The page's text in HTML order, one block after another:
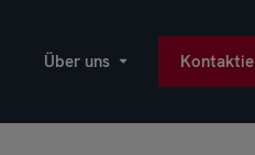
Über uns